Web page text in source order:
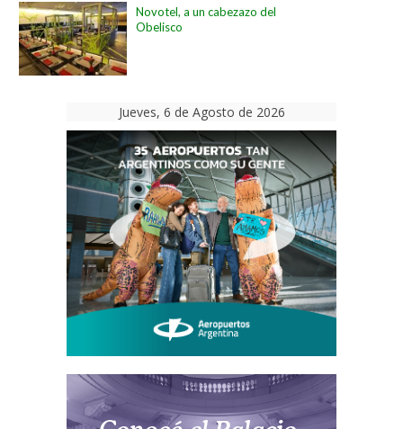
Novotel, a un cabezazo del
Obelisco
Jueves, 6 de Agosto de 2026